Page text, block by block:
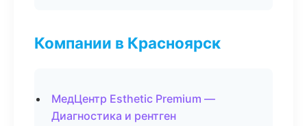
Компании в Красноярск
МедЦентр Esthetic Premium —
Диагностика и рентген